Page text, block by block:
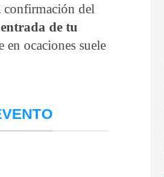
confirmación del
de tu
ocaciones suele